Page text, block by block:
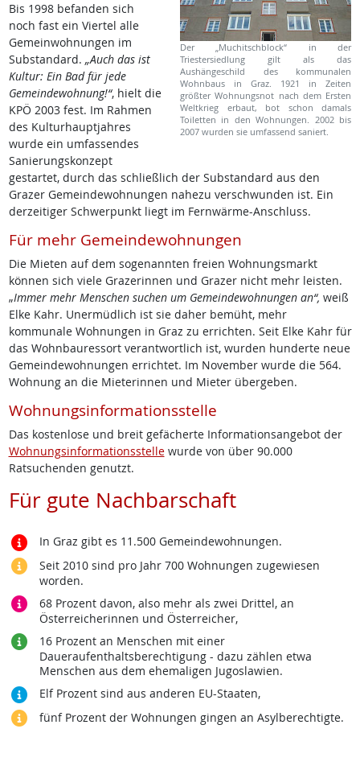
Der „Muchitschblock“ in der
Triestersiedlung gilt als das
Aushängeschild des kommunalen
Wohnbaus in Graz. 1921 in Zeiten
größter Wohnungsnot nach dem Ersten
Weltkrieg erbaut, bot schon damals
Toiletten in den Wohnungen. 2002 bis
2007 wurden sie umfassend saniert.
Bis 1998 befanden sich
noch fast ein Viertel alle
Gemeinwohnungen im
Substandard. „Auch das ist
Kultur: Ein Bad für jede
Gemeindewohnung!“, hielt die
KPÖ 2003 fest. Im Rahmen
des Kulturhauptjahres
wurde ein umfassendes
Sanierungskonzept
gestartet, durch das schließlich der Substandard aus den
Grazer Gemeindewohnungen nahezu verschwunden ist. Ein
derzeitiger Schwerpunkt liegt im Fernwärme-Anschluss.
Für mehr Gemeindewohnungen
Die Mieten auf dem sogenannten freien Wohnungsmarkt
können sich viele Grazerinnen und Grazer nicht mehr leisten.
„Immer mehr Menschen suchen um Gemeindewohnungen an“, weiß
Elke Kahr. Unermüdlich ist sie daher bemüht, mehr
kommunale Wohnungen in Graz zu errichten. Seit Elke Kahr für
das Wohnbauressort verantwortlich ist, wurden hunderte neue
Gemeindewohnungen errichtet. Im November wurde die 564.
Wohnung an die Mieterinnen und Mieter übergeben.
Wohnungsinformationsstelle
Das kostenlose und breit gefächerte Informationsangebot der
Wohnungsinformationsstellewurde von über 90.000
Ratsuchenden genutzt.
Für gute Nachbarschaft
In Graz gibt es 11.500 Gemeindewohnungen.
Seit 2010 sind pro Jahr 700 Wohnungen zugewiesen
worden.
68 Prozent davon, also mehr als zwei Drittel, an
Österreicherinnen und Österreicher,
16 Prozent an Menschen mit einer
Daueraufenthaltsberechtigung - dazu zählen etwa
Menschen aus dem ehemaligen Jugoslawien.
Elf Prozent sind aus anderen EU-Staaten,
fünf Prozent der Wohnungen gingen an Asylberechtigte.